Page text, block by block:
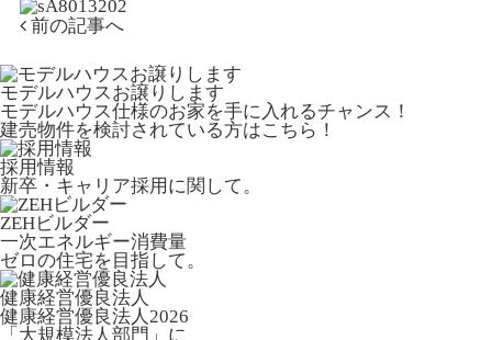
前の記事へ
モデルハウスお譲りします
モデルハウス仕様のお家を手に入れるチャンス！
建売物件を検討されている方はこちら！
採用情報
新卒・キャリア採用に関して。
ZEHビルダー
一次エネルギー消費量
ゼロの住宅を目指して。
健康経営優良法人
健康経営優良法人2026
「大規模法人部門」に